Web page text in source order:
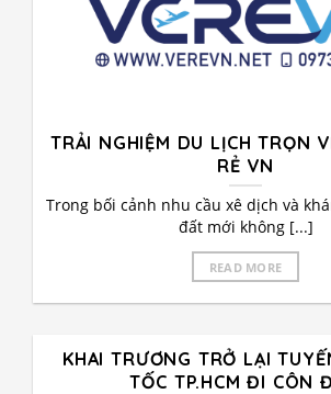
TRẢI NGHIỆM DU LỊCH TRỌN
RẺ VN
Trong bối cảnh nhu cầu xê dịch và
đất mới không [...]
READ MORE
KHAI TRƯƠNG TRỞ LẠI
TỐC TP.HCM ĐI CÔN